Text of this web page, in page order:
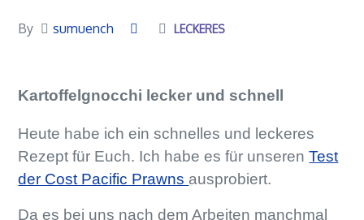
By sumuench LECKERES
Kartoffelgnocchi lecker und schnell
Heute habe ich ein schnelles und leckeres
Rezept für Euch. Ich habe es für unserenTest
der Cost Pacific Prawns ausprobiert.
Da es bei uns nach dem Arbeiten manchmal